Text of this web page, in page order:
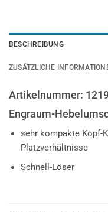
BESCHREIBUNG
ZUSÄTZLICHE
Artikelnummer:
Engraum-
sehr kompakte Kopf-
Platzverhältnisse
Schnell-Löser